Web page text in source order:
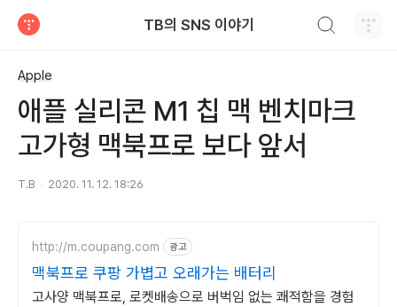
TB의 SNS 이야기
Apple
애플 실리콘 M1 칩 맥 벤치마크
고가형 맥북프로 보다 앞서
T.B 2020. 11. 12. 18:26
http://m.coupang.com 광고
맥북프로 쿠팡 가볍고 오래가는 배터리
고사양 맥북프로, 로켓배송으로 버벅임 없는 쾌적함을 경험